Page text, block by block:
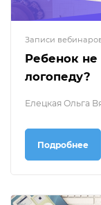
Записи
Ребенок не
логопеду?
Елецкая Ольга
Подробнее